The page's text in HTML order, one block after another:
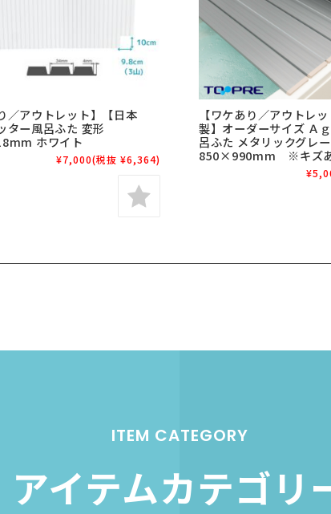
／アウトレット】【日本
ター風呂ふた 変形
ホワイト
¥7,000(税抜 ¥6,364)
【ワケあり／アウトレ
製】オーダーサイズ Ａ
呂ふた メタリックグレー
850×990mm ※キズ
ITEM CATEGORY
アイテムカテゴリ